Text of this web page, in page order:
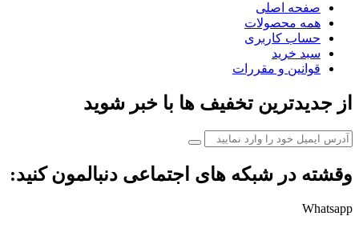
صفحه اصلی
همه محصولات
حساب کاربری
سبد خرید
قوانین و مقررات
از جدیدترین تخفیف ها با خبر شوید
وقشته در شبکه های اجتماعی دنبالمون کنید:
Whatsapp